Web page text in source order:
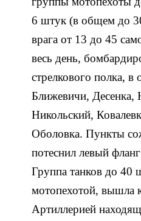
6 штук (в общем до
врага от 13 до 45
весь день,
стрелкового полка,
Ближевичи, Десенка,
Никольский,
Оболовка. Пункты
потеснил левый
Группа танков до 40
мотопехотой, вышла
Артиллерией